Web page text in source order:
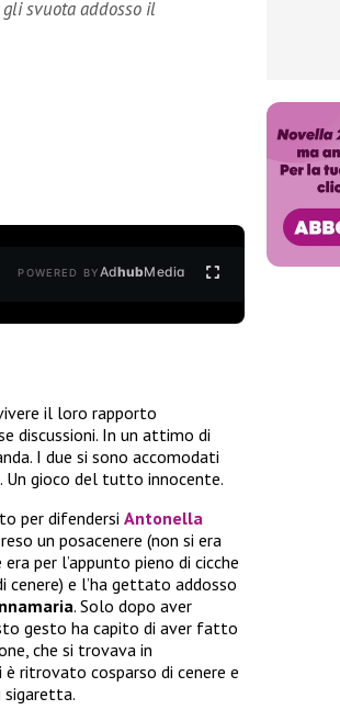
svuota addosso il
POWERED BYAdhubMedia
il loro rapporto
discussioni. In un attimo di
I due si sono accomodati
gioco del tutto innocente.
per difendersi Antonella
un posacenere (non si era
per l’appunto pieno di cicche
cenere) e l’ha gettato addosso
. Solo dopo aver
gesto ha capito di aver fatto
che si trovava in
è ritrovato cosparso di cenere e
sigaretta.